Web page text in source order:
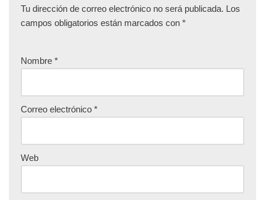
Tu dirección de correo electrónico no será publicada. Los
campos obligatorios están marcados con *
Nombre *
Correo electrónico *
Web